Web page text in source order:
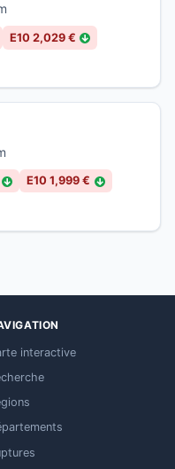
E10 2,029 € ↓
↓ E10 1,999 € ↓
interactive